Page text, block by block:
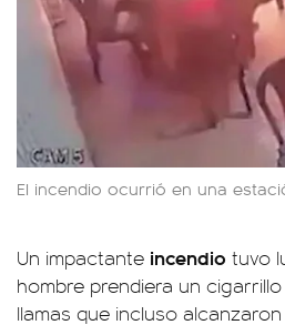
El incendio ocurrió en una
Un impactante incendio tuvo
hombre prendiera un
llamas que incluso